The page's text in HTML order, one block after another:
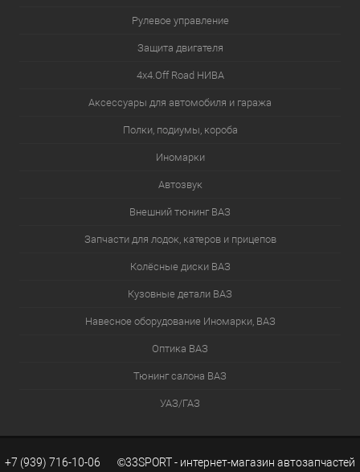
Рулевое управление
Защита двигателя
4х4.Off Road НИВА
Аксессуары для автомобиля и гаража
Полки, подиумы, короба
Иномарки
Автозвук
Внешний тюнинг ВАЗ
Запчасти для лодок, катеров и прицепов
Колёсные диски ВАЗ
Кузовные детали ВАЗ
Навесное оборудование Иномарки, ВАЗ
Оптика ВАЗ
Тюнинг салона ВАЗ
УАЗ/ГАЗ
+7 (939) 716-10-06 ©33SPORT - интернет-магазин автозапчастей